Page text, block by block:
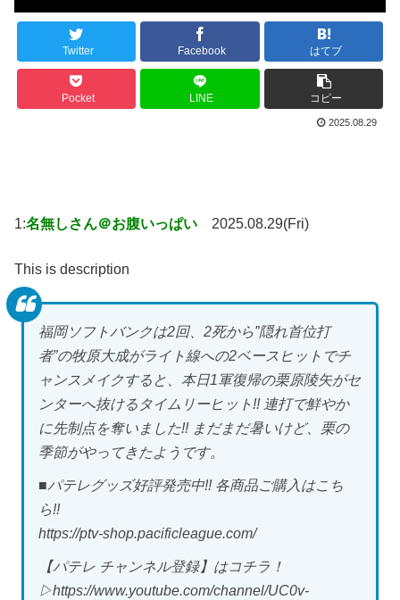
Twitter Facebook はてブ
Pocket LINE コピー
2025.08.29
1:名無しさん＠お腹いっぱい 2025.08.29(Fri)
This is description
福岡ソフトバンクは2回、2死から”隠れ首位打
者”の牧原大成がライト線への2ベースヒットでチ
ャンスメイクすると、本日1軍復帰の栗原陵矢がセ
ンターへ抜けるタイムリーヒット!! 連打で鮮やか
に先制点を奪いました!! まだまだ暑いけど、栗の
季節がやってきたようです。
■パテレグッズ好評発売中!! 各商品ご購入はこち
ら!!
https://ptv-shop.pacificleague.com/
【パテレ チャンネル登録】はコチラ！
▷https://www.youtube.com/channel/UC0v-